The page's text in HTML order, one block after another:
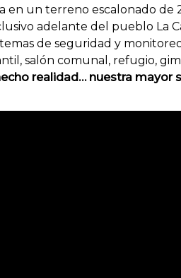
un terreno escalonado de
adelante del pueblo La
de seguridad y
salón comunal, refugio,
realidad… nuestra mayor